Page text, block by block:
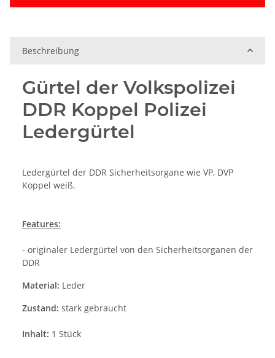
Beschreibung
Gürtel der Volkspolizei
DDR Koppel Polizei
Ledergürtel
Ledergürtel der DDR Sicherheitsorgane wie VP, DVP
Koppel weiß.
Features:
- originaler Ledergürtel von den Sicherheitsorganen der
DDR
Material: Leder
Zustand: stark gebraucht
Inhalt: 1 Stück